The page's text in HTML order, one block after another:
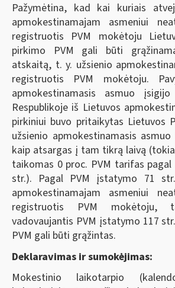
Pažymėtina, kad kai kuriais
apmokestinamajam asmeniui
registruotis PVM mokėtoju
pirkimo PVM gali būti
atskaitą, t. y. užsienio
registruotis PVM mokėtoju.
apmokestinamasis asmuo
Respublikoje iš Lietuvos
pirkiniui buvo pritaikytas Lietuvos
užsienio apmokestinamasis
kaip atsargas į tam tikrą laivą
taikomas 0 proc. PVM tarifas
str.). Pagal PVM įstatymo 71
apmokestinamajam asmeniui
registruotis PVM mokėtoju,
vadovaujantis PVM įstatymo 117
PVM gali būti grąžintas.
Deklaravimas ir sumokėjimas:
Mokestinio laikotarpio